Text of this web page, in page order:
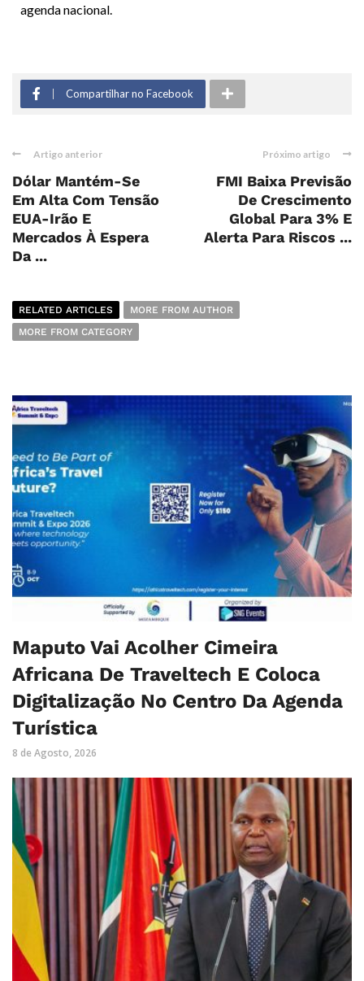
agenda nacional.
Compartilhar no Facebook
Artigo anterior
Dólar Mantém-Se
Em Alta Com Tensão
EUA-Irão E
Mercados À Espera
Da ...
Próximo artigo
FMI Baixa Previsão
De Crescimento
Global Para 3% E
Alerta Para Riscos ...
RELATED ARTICLES
MORE FROM AUTHOR
MORE FROM CATEGORY
Maputo Vai Acolher Cimeira
Africana De Traveltech E Coloca
Digitalização No Centro Da Agenda
Turística
8 de Agosto, 2026